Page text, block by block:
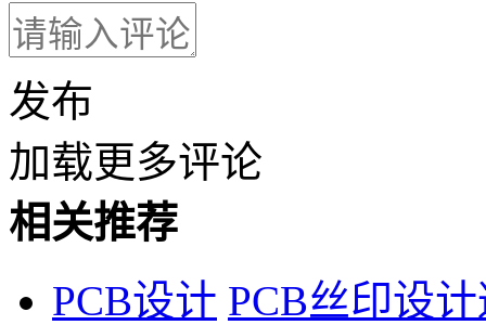
发布
加载更多评论
相关推荐
PCB设计 PCB丝印设